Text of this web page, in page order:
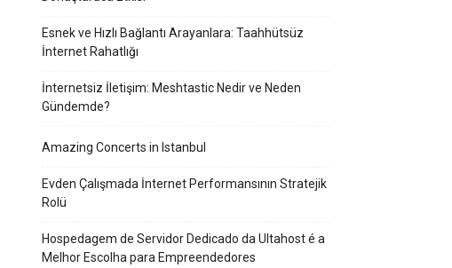
Esnek ve Hızlı Bağlantı Arayanlara: Taahhütsüz
İnternet Rahatlığı
İnternetsiz İletişim: Meshtastic Nedir ve Neden
Gündemde?
Amazing Concerts in Istanbul
Evden Çalışmada İnternet Performansının Stratejik
Rolü
Hospedagem de Servidor Dedicado da Ultahost é a
Melhor Escolha para Empreendedores